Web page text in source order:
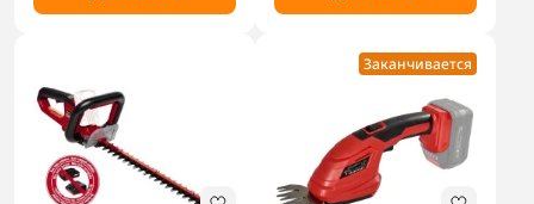
Заканчивается